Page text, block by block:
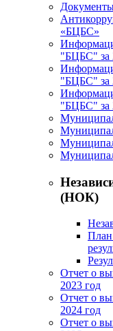
«БЦБС»
"БЦБС" за
"БЦБС" за
"БЦБС" за
(НОК)
План
Отчет о
2023 год
Отчет о
2024 год
Отчет о